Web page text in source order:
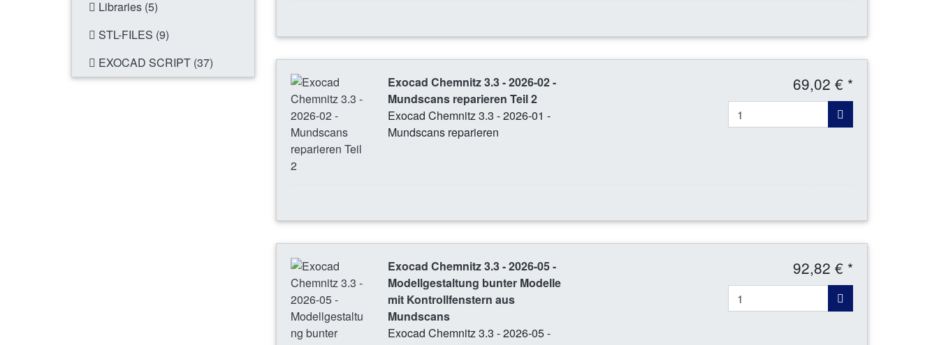
Libraries (5)
STL-FILES (9)
EXOCAD SCRIPT (37)
Exocad Chemnitz 3.3 - 2026-02 -
Mundscans reparieren Teil 2
Exocad Chemnitz 3.3 - 2026-01 -
Mundscans reparieren
69,02 € *
Exocad Chemnitz 3.3 - 2026-05 -
Modellgestaltung bunter Modelle
mit Kontrollfenstern aus
Mundscans
Exocad Chemnitz 3.3 - 2026-05 -
92,82 € *